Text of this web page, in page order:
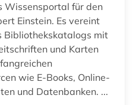
Wissensportal für den
Einstein. Es vereint
Bibliothekskatalogs mit
und Karten
wie E-Books, Online-
und Datenbanken. ...